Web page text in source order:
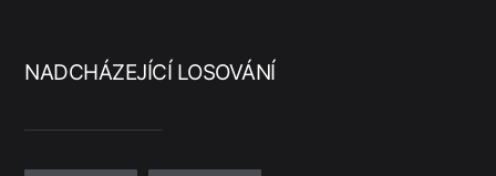
NADCHÁZEJÍCÍ LOSOVÁNÍ